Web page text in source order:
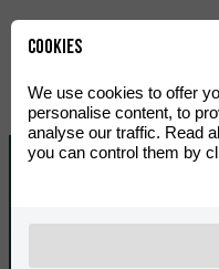
Cookies
We use cookies to offer
personalise content, to
analyse our traffic. Read
you can control them by